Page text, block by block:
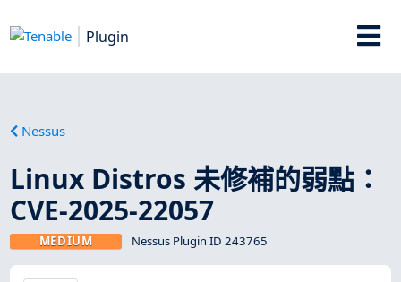
Plugin
Nessus
Linux Distros 未修補的弱點：
CVE-2025-22057
MEDIUM Nessus Plugin ID 243765